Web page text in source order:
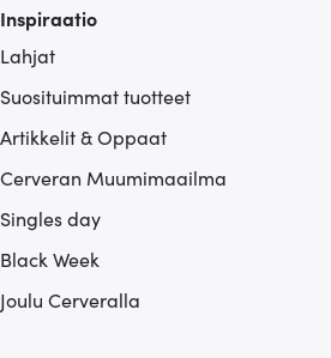
Inspiraatio
Lahjat
Suosituimmat tuotteet
Artikkelit & Oppaat
Cerveran Muumimaailma
Singles day
Black Week
Joulu Cerveralla